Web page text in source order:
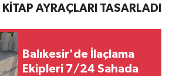
AYRAÇLARI TASARLADI
Balıkesir'de İlaçlama
Ekipleri 7/24 Sahada